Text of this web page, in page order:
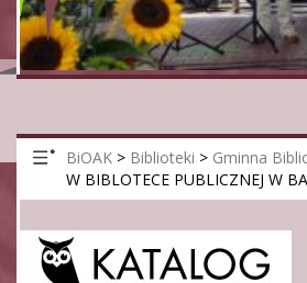
BiOAK > Biblioteki > Gminna
W BIBLOTECE PUBLICZNEJ W